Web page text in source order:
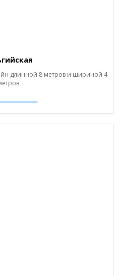
длинной 8 метров и шириной 4